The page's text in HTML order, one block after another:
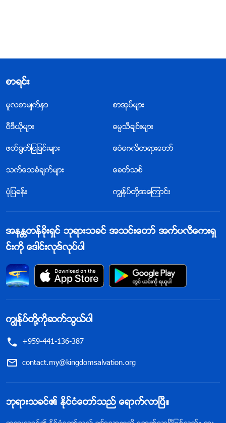
စာရင္း
မူလစာမ်က္ႏွာ စာအုပ္မ်ား
ဗီဒီယိုမ်ား ဓမၼသီခ်င္းမ်ား
ဖတ္႐ြတ္ျပျခင္းမ်ား ဧဝံေဂလိတရားေတာ္
သက္ေသခံခ်က္မ်ား ေခတ္သစ္
ပုံျပခန္း ကြၽန္ုပ္တို႔အေၾကာင္း
အနႏၲတန္ခိုးရွင္ ဘုရားသခင္ အသင္းေတာ္ အက္ပလီေကးရွ
င္းကို ေဒါင္းလုဒ္လုပ္ပါ
ကြၽန္ုပ္တို႔ကိုဆက္သြယ္ပါ
+959-441-136-387
contact.my@kingdomsalvation.org
ဘုရားသခင္၏ ႏိုင္ငံေတာ္သည္ ေရာက္လာၿပီ။